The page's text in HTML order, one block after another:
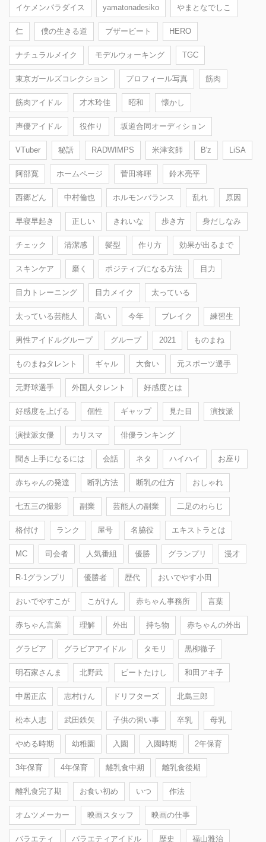
イケメンパラダイス yamatonadesiko やまとなでしこ
仁 僕の生きる道 ブザービート HERO
ナチュラルメイク モデルウォーキング TGC
東京ガールズコレクション プロフィール写真 筋肉
筋肉アイドル 才木玲佳 昭和 懐かし
声優アイドル 役作り 坂道合同オーディション
VTuber 秘話 RADWIMPS 米津玄師 B'z LiSA
阿部寛 ホームページ 菅田将暉 鈴木亮平
西郷どん 中村倫也 ホルモンバランス 乱れ 原因
早寝早起き 正しい きれいな 歩き方 身だしなみ
チェック 清潔感 髪型 作り方 効果が出るまで
スキンケア 磨く ポジティブになる方法 目力
目力トレーニング 目力メイク 太っている
太っている芸能人 高い 今年 ブレイク 練習生
男性アイドルグループ グループ 2021 ものまね
ものまねタレント ギャル 大食い 元スポーツ選手
元野球選手 外国人タレント 好感度とは
好感度を上げる 個性 ギャップ 見た目 演技派
演技派女優 カリスマ 俳優ランキング
聞き上手になるには 会話 ネタ ハイハイ お座り
赤ちゃんの発達 断乳方法 断乳の仕方 おしゃれ
七五三の撮影 副業 芸能人の副業 二足のわらじ
格付け ランク 屋号 名脇役 エキストラとは
MC 司会者 人気番組 優勝 グランプリ 漫才
R-1グランプリ 優勝者 歴代 おいでやす小田
おいでやすこが こがけん 赤ちゃん事務所 言葉
赤ちゃん言葉 理解 外出 持ち物 赤ちゃんの外出
グラビア グラビアアイドル タモリ 黒柳徹子
明石家さんま 北野武 ビートたけし 和田アキ子
中居正広 志村けん ドリフターズ 北島三郎
松本人志 武田鉄矢 子供の習い事 卒乳 母乳
やめる時期 幼稚園 入園 入園時期 2年保育
3年保育 4年保育 離乳食中期 離乳食後期
離乳食完了期 お食い初め いつ 作法
オムツメーカー 映画スタッフ 映画の仕事
バラエティ バラエティアイドル 歴史 福山雅治